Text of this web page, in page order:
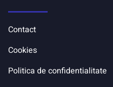
Contact
Cookies
Politica de confidentialitate